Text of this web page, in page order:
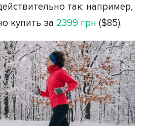
так: например,
купить за 2399 грн ($85).